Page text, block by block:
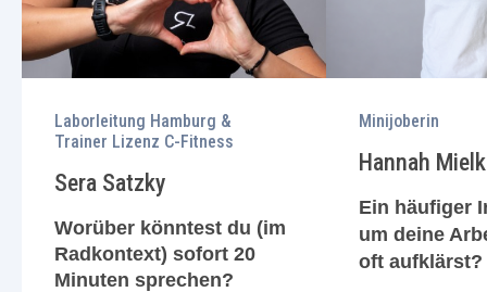
Laborleitung Hamburg &
Trainer Lizenz C-Fitness
Sera Satzky
Worüber könntest du (im
Radkontext) sofort 20
Minuten sprechen?
Minijoberin
Hannah
Ein häufiger
um deine
oft aufklärst?